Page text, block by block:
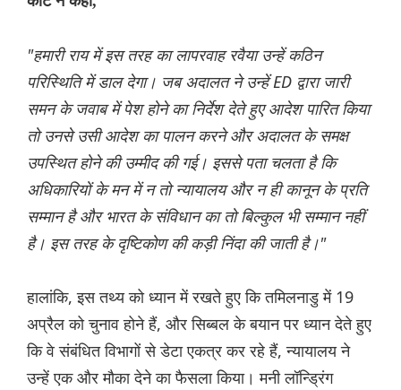
"हमारी राय में इस तरह का लापरवाह रवैया उन्हें कठिन
परिस्थिति में डाल देगा। जब अदालत ने उन्हें ED द्वारा जारी
समन के जवाब में पेश होने का निर्देश देते हुए आदेश पारित किया
तो उनसे उसी आदेश का पालन करने और अदालत के समक्ष
उपस्थित होने की उम्मीद की गई। इससे पता चलता है कि
अधिकारियों के मन में न तो न्यायालय और न ही कानून के प्रति
सम्मान है और भारत के संविधान का तो बिल्कुल भी सम्मान नहीं
है। इस तरह के दृष्टिकोण की कड़ी निंदा की जाती है।"
हालांकि, इस तथ्य को ध्यान में रखते हुए कि तमिलनाडु में 19
अप्रैल को चुनाव होने हैं, और सिब्बल के बयान पर ध्यान देते हुए
कि वे संबंधित विभागों से डेटा एकत्र कर रहे हैं, न्यायालय ने
उन्हें एक और मौका देने का फैसला किया। मनी लॉन्ड्रिंग